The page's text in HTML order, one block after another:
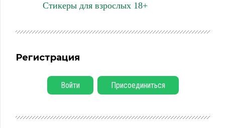
Стикеры для взрослых 18+
Регистрация
Войти Присоединиться